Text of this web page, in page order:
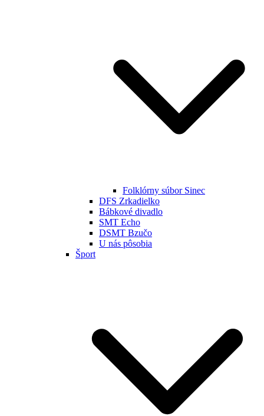
Folklórny súbor Sinec
DFS Zrkadielko
Bábkové divadlo
SMT Echo
DSMT Bzučo
U nás pôsobia
Šport